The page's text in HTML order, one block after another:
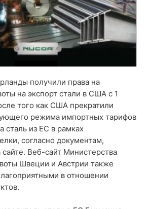
получили права на
на экспорт стали в США с 1
того как США прекратили
режима импортных тарифов
сталь из ЕС в рамках
согласно документам,
Веб-сайт Министерства
Швеции и Австрии также
в отношении